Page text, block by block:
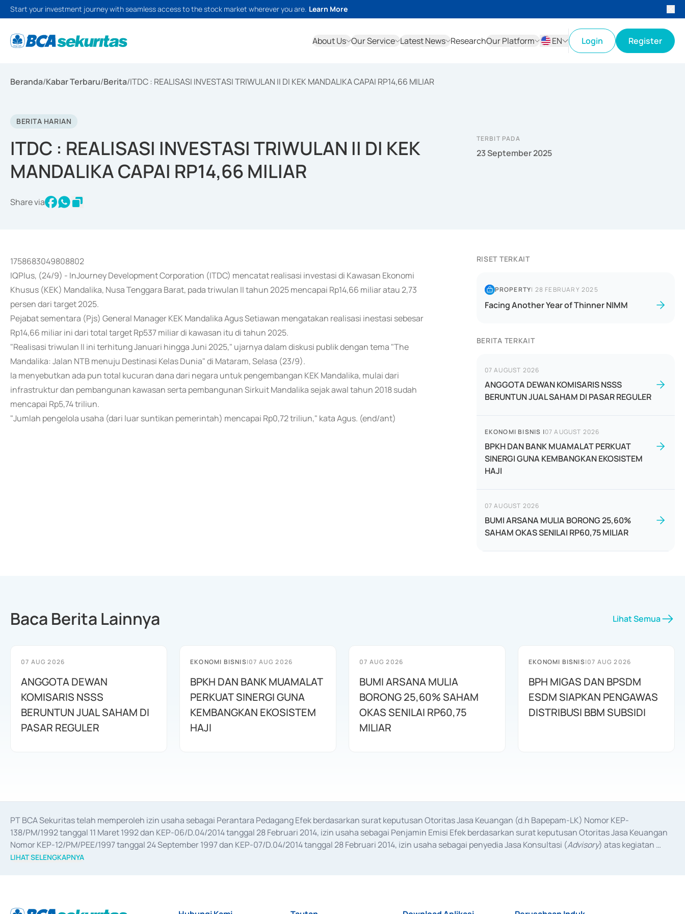
Start your investment journey with seamless access to the stock market wherever you are. Learn More
About Us Our Service Latest News ResearchOur Platform
EN
Login Register
Beranda/Kabar Terbaru/Berita/ITDC : REALISASI INVESTASI TRIWULAN II DI KEK MANDALIKA CAPAI RP14,66 MILIAR
BERITA HARIAN
ITDC : REALISASI INVESTASI TRIWULAN II DI KEK
MANDALIKA CAPAI RP14,66 MILIAR
Share via
TERBIT PADA
23 September 2025
1758683049808802
IQPlus, (24/9) - InJourney Development Corporation (ITDC) mencatat realisasi investasi di Kawasan Ekonomi
Khusus (KEK) Mandalika, Nusa Tenggara Barat, pada triwulan II tahun 2025 mencapai Rp14,66 miliar atau 2,73
persen dari target 2025.
Pejabat sementara (Pjs) General Manager KEK Mandalika Agus Setiawan mengatakan realisasi inestasi sebesar
Rp14,66 miliar ini dari total target Rp537 miliar di kawasan itu di tahun 2025.
"Realisasi triwulan II ini terhitung Januari hingga Juni 2025," ujarnya dalam diskusi publik dengan tema "The
Mandalika: Jalan NTB menuju Destinasi Kelas Dunia" di Mataram, Selasa (23/9).
Ia menyebutkan ada pun total kucuran dana dari negara untuk pengembangan KEK Mandalika, mulai dari
infrastruktur dan pembangunan kawasan serta pembangunan Sirkuit Mandalika sejak awal tahun 2018 sudah
mencapai Rp5,74 triliun.
"Jumlah pengelola usaha (dari luar suntikan pemerintah) mencapai Rp0,72 triliun," kata Agus. (end/ant)
RISET TERKAIT
PROPERTY| 28 FEBRUARY 2025
Facing Another Year of Thinner NIMM
BERITA TERKAIT
07 AUGUST 2026
ANGGOTA DEWAN KOMISARIS NSSS
BERUNTUN JUAL SAHAM DI PASAR REGULER
EKONOMI BISNIS |07 AUGUST 2026
BPKH DAN BANK MUAMALAT PERKUAT
SINERGI GUNA KEMBANGKAN EKOSISTEM
HAJI
07 AUGUST 2026
BUMI ARSANA MULIA BORONG 25,60%
SAHAM OKAS SENILAI RP60,75 MILIAR
Baca Berita Lainnya Lihat Semua
07 AUG 2026
ANGGOTA DEWAN
KOMISARIS NSSS
BERUNTUN JUAL SAHAM DI
PASAR REGULER
EKONOMI BISNIS|07 AUG 2026
BPKH DAN BANK MUAMALAT
PERKUAT SINERGI GUNA
KEMBANGKAN EKOSISTEM
HAJI
07 AUG 2026
BUMI ARSANA MULIA
BORONG 25,60% SAHAM
OKAS SENILAI RP60,75
MILIAR
EKONOMI BISNIS|07 AUG 2026
BPH MIGAS DAN BPSDM
ESDM SIAPKAN PENGAWAS
DISTRIBUSI BBM SUBSIDI
PT BCA Sekuritas telah memperoleh izin usaha sebagai Perantara Pedagang Efek berdasarkan surat keputusan Otoritas Jasa Keuangan (d.h Bapepam-LK) Nomor KEP-
138/PM/1992 tanggal 11 Maret 1992 dan KEP-06/D.04/2014 tanggal 28 Februari 2014, izin usaha sebagai Penjamin Emisi Efek berdasarkan surat keputusan Otoritas Jasa Keuangan
Nomor KEP-12/PM/PEE/1997 tanggal 24 September 1997 dan KEP-07/D.04/2014 tanggal 28 Februari 2014, izin usaha sebagai penyedia Jasa Konsultasi (Advisory) atas kegiatan
merger, akuisisi, divestasi, dan
LIHAT SELENGKAPNYA